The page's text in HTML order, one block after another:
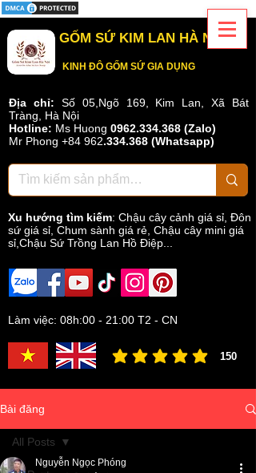
GỐM SỨ KIM LAN HÀ NỘI
KINH ĐÔ GỐM SỨ GIA DỤNG
Địa chỉ: Số 05,Ngõ 169, Kim Lan, Xã Bát
Tràng, Hà Nội
Hotline: Ms Huong 0962.334.368 (Zalo)
Mr Phong +84 962.334.368 (Whatsapp)
Xu hướng tìm kiếm: Chậu cây cảnh giá sỉ Đôn
sứ giá sỉ Chum sành giá rẻ Chậu cây mini giá
sỉ,Chậu Sứ Trồng Lan Hồ Điệp...
Làm việc: 08h:00 - 21:00 T2 - CN
150
đánh giá trung bình là 3 /5,
Bài đăng
All Posts
Nguyễn Ngọc Phóng